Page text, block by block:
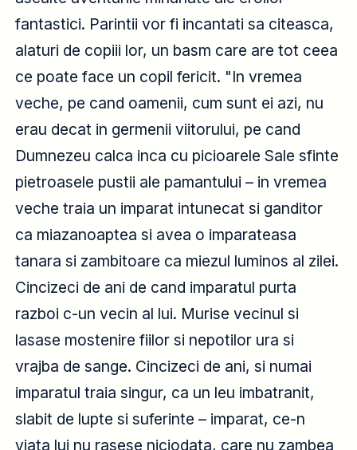
fantastici. Parintii vor fi incantati sa citeasca,
alaturi de copiii lor, un basm care are tot ceea
ce poate face un copil fericit. "In vremea
veche, pe cand oamenii, cum sunt ei azi, nu
erau decat in germenii viitorului, pe cand
Dumnezeu calca inca cu picioarele Sale sfinte
pietroasele pustii ale pamantului – in vremea
veche traia un imparat intunecat si ganditor
ca miazanoaptea si avea o imparateasa
tanara si zambitoare ca miezul luminos al zilei.
Cincizeci de ani de cand imparatul purta
razboi c-un vecin al lui. Murise vecinul si
lasase mostenire fiilor si nepotilor ura si
vrajba de sange. Cincizeci de ani, si numai
imparatul traia singur, ca un leu imbatranit,
slabit de lupte si suferinte – imparat, ce-n
viata lui nu rasese niciodata, care nu zambea